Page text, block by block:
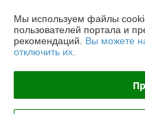
График работы
Политика обработки
Мы используем файлы
пользователей портала и
рекомендаций. Вы можете
отключить их.